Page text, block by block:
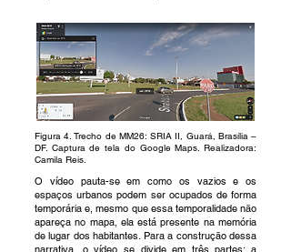
Figura 4. Trecho de MM26: SRIA II, Guará, Brasília –
DF. Captura de tela do Google Maps. Realizadora:
Camila Reis.
O vídeo pauta-se em como os vazios e os
espaços urbanos podem ser ocupados de forma
temporária e, mesmo que essa temporalidade não
apareça no mapa, ela está presente na memória
de lugar dos habitantes. Para a construção dessa
narrativa, o vídeo se divide em três partes: a